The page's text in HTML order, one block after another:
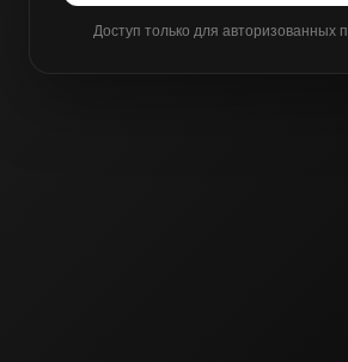
Доступ только для авторизованных